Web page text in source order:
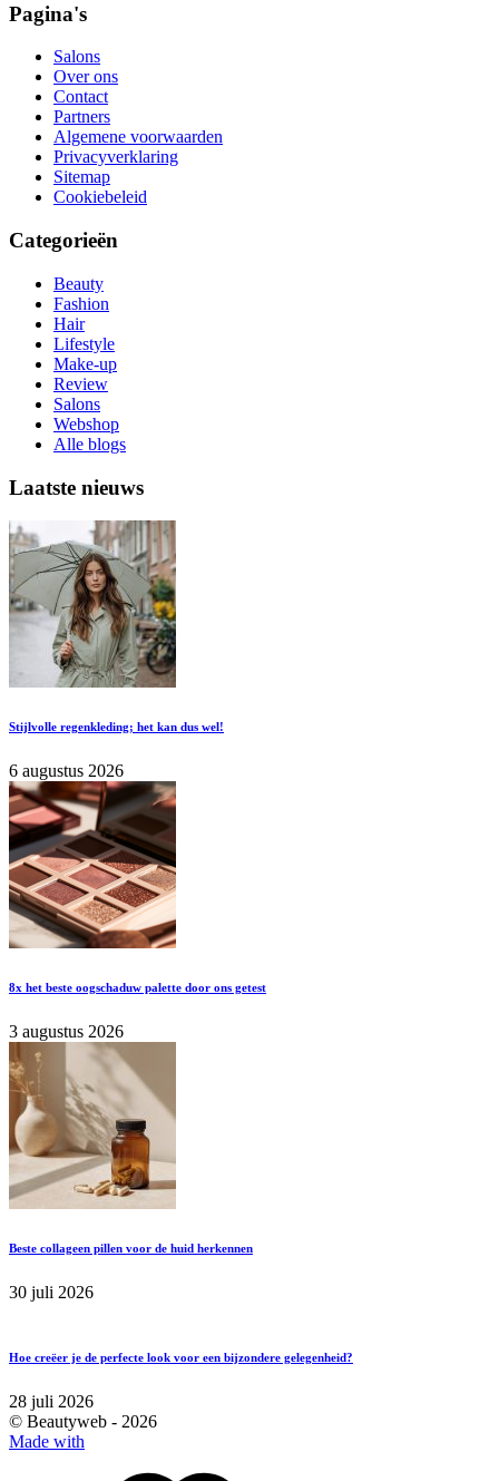
Pagina's
Salons
Over ons
Contact
Partners
Algemene voorwaarden
Privacyverklaring
Sitemap
Cookiebeleid
Categorieën
Beauty
Fashion
Hair
Lifestyle
Make-up
Review
Salons
Webshop
Alle blogs
Laatste nieuws
Stijlvolle regenkleding; het kan dus wel!
6 augustus 2026
8x het beste oogschaduw palette door ons getest
3 augustus 2026
Beste collageen pillen voor de huid herkennen
30 juli 2026
Hoe creëer je de perfecte look voor een bijzondere gelegenheid?
28 juli 2026
© Beautyweb - 2026
Made with